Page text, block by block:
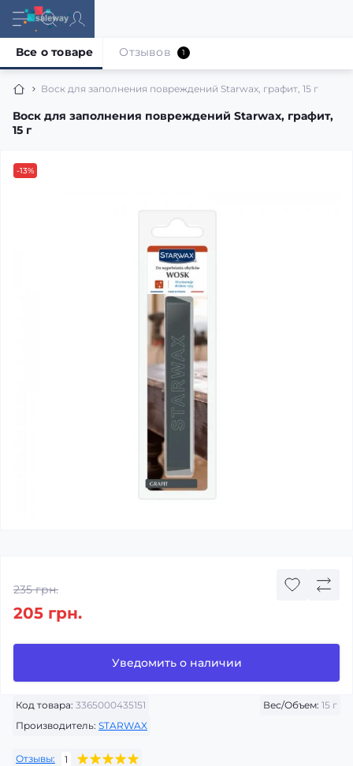
Воск для заполнения повреждений Starwax, графит, 15 г
Воск для заполнения повреждений Starwax, графит,
15 г
Все о товаре Отзывов 1
-13%
Код товара: 3365000435151 Вес/Объем: 15 г
Производитель: STARWAX
Отзывы: 1
235 грн.
205 грн.
Уведомить о наличии